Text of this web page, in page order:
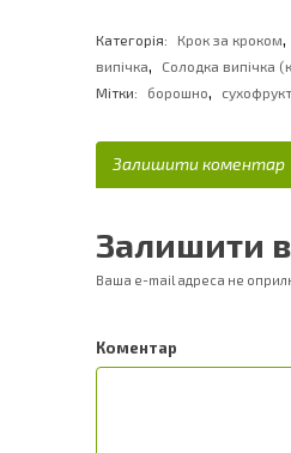
Категорія: Крок за кроком,
випічка,
Солодка випічка
Мітки:
борошно,
Залишити коментар
Залишити
Ваша e-mail адреса не